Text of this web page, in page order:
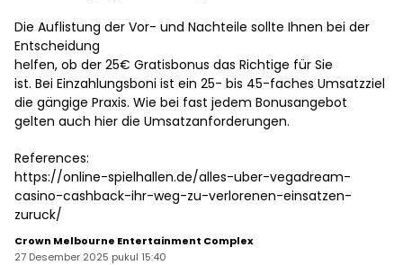
Die Auflistung der Vor- und Nachteile sollte Ihnen bei der
Entscheidung
helfen, ob der 25€ Gratisbonus das Richtige für Sie
ist. Bei Einzahlungsboni ist ein 25- bis 45-faches Umsatzziel
die gängige Praxis. Wie bei fast jedem Bonusangebot
gelten auch hier die Umsatzanforderungen.
References:
https://online-spielhallen.de/alles-uber-vegadream-
casino-cashback-ihr-weg-zu-verlorenen-einsatzen-
zuruck/
Crown Melbourne Entertainment Complex
27 Desember 2025 pukul 15:40